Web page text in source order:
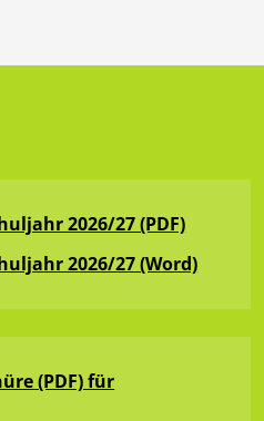
2026/27 (PDF)
2026/27 (Word)
(PDF) für